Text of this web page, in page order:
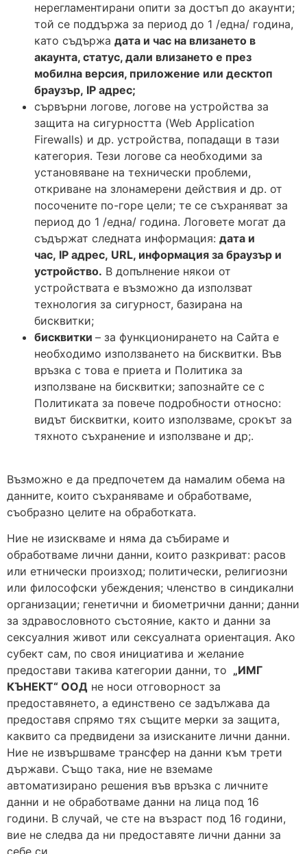
нерегламентирани опити за достъп до акаунти;
той се поддържа за период до 1 /една/ година,
като съдържа дата и час на влизането в
акаунта, статус, дали влизането е през
мобилна версия, приложение или десктоп
браузър, IP адрес;
сървърни логове, логове на устройства за
защита на сигурността (Web Application
Firewalls) и др. устройства, попадащи в тази
категория. Тези логове са необходими за
установяване на технически проблеми,
откриване на злонамерени действия и др. от
посочените по-горе цели; те се съхраняват за
период до 1 /една/ година. Логовете могат да
съдържат следната информация: дата и
час, IP адрес, URL, информация за браузър и
устройство. В допълнение някои от
устройствата е възможно да използват
технология за сигурност, базирана на
бисквитки;
бисквитки – за функционирането на Сайта е
необходимо използването на бисквитки. Във
връзка с това е приета и Политика за
използване на бисквитки; запознайте се с
Политиката за повече подробности относно:
видът бисквитки, които използваме, срокът за
тяхното съхранение и използване и др;.
Възможно е да предпочетем да намалим обема на
данните, които съхраняваме и обработваме,
съобразно целите на обработката.
Ние не изискваме и няма да събираме и
обработваме лични данни, които разкриват: расов
или етнически произход; политически, религиозни
или философски убеждения; членство в синдикални
организации; генетични и биометрични данни; данни
за здравословното състояние, както и данни за
сексуалния живот или сексуалната ориентация. Ако
субект сам, по своя инициатива и желание
предостави такива категории данни, то „ИМГ
КЪНЕКТ“ ООД не носи отговорност за
предоставянето, а единствено се задължава да
предоставя спрямо тях същите мерки за защита,
каквито са предвидени за изисканите лични данни.
Ние не извършваме трансфер на данни към трети
държави. Също така, ние не вземаме
автоматизирано решения във връзка с личните
данни и не обработваме данни на лица под 16
години. В случай, че сте на възраст под 16 години,
вие не следва да ни предоставяте лични данни за